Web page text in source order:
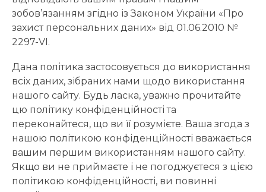
зобов’язанням згідно із Законом України «Про
захист персональних даних» від 01.06.2010 №
2297-VI.
Дана політика застосовується до використання
всіх даних, зібраних нами щодо використання
нашого сайту. Будь ласка, уважно прочитайте
цю політику конфіденційності та
переконайтеся, що ви її розумієте. Ваша згода з
нашою політикою конфіденційності вважається
вашим першим використанням нашого сайту.
Якщо ви не приймаєте і не погоджуєтеся з цією
політикою конфіденційності, ви повинні